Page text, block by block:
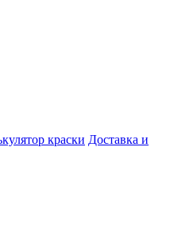
краски Доставка и